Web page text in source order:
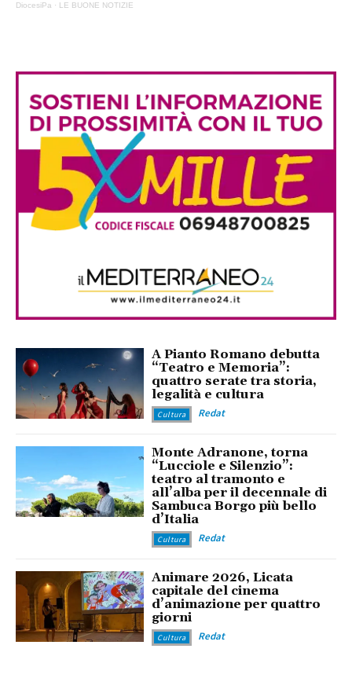
DiocesiPa · LE BUONE NOTIZIE
A Pianto Romano debutta
“Teatro e Memoria”:
quattro serate tra storia,
legalità e cultura
Cultura Redat
Monte Adranone, torna
“Lucciole e Silenzio”:
teatro al tramonto e
all’alba per il decennale di
Sambuca Borgo più bello
d’Italia
Cultura Redat
Animare 2026, Licata
capitale del cinema
d’animazione per quattro
giorni
Cultura Redat